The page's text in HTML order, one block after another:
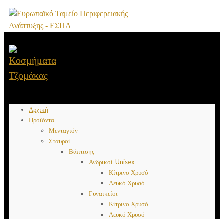
Αρχική
Προϊόντα
Μενταγιόν
Σταυροί
Βάπτισης
Ανδρικοί-Unisex
Κίτρινο Χρυσό
Λευκό Χρυσό
Γυναικείοι
Κίτρινο Χρυσό
Λευκό Χρυσό